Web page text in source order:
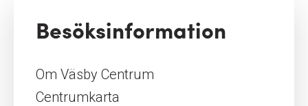
Besöksinformation
Om Väsby Centrum
Centrumkarta